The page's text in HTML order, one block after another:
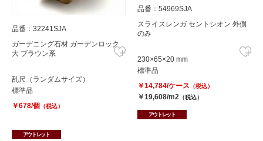
品番：32241SJA
ガーデニング石材 ガーデンロック
大 ブラウン系
乱尺（ランダムサイズ）
標準品
￥678/個
（税込）
アウトレット
品番：54969SJA
スライスレンガ セントシオン 外側
のみ
230×65×20 mm
標準品
￥14,784/ケース （税込）
￥19,608/m2 （税込）
アウトレット